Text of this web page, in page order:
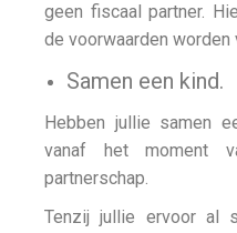
geen fiscaal partner.
de voorwaarden worden
Samen een kind.
Hebben jullie samen
vanaf het moment
partnerschap.
Tenzij jullie ervoor al